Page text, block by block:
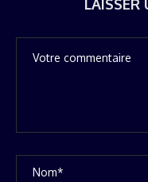
LAISSER